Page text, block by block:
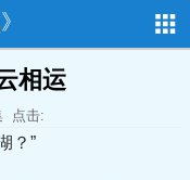
相运
点击:
？”